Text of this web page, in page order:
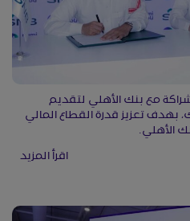
مع بنك الأهلي لتقديم
بهدف تعزيز قدرة القطاع المالي
الأهلي.
اقرأ المزيد